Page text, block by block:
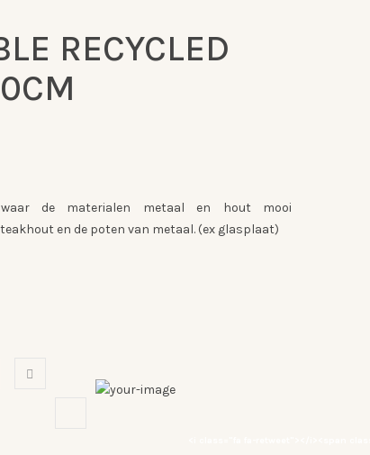
RECYCLED
waar de materialen metaal en hout mooi
en de poten van metaal. (ex glasplaat)